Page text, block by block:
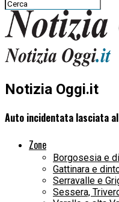
Notizia Oggi.it
Auto incidentata lasciata
Zone
Borgosesia e
Gattinara e
Serravalle e
Sessera,